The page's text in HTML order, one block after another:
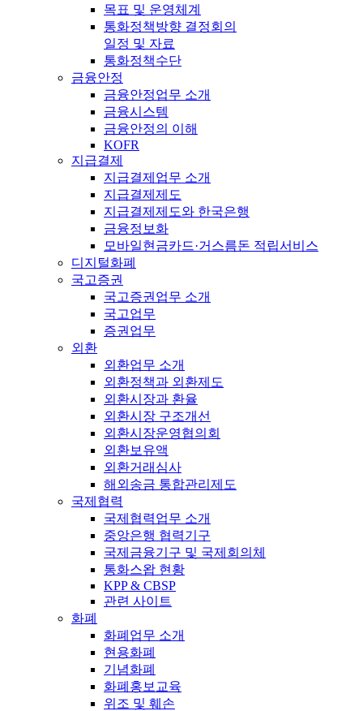
목표 및 운영체계
통화정책방향 결정회의
일정 및 자료
통화정책수단
금융안정
금융안정업무 소개
금융시스템
금융안정의 이해
KOFR
지급결제
지급결제업무 소개
지급결제제도
지급결제제도와 한국은행
금융정보화
모바일현금카드·거스름돈 적립서비스
디지털화폐
국고증권
국고증권업무 소개
국고업무
증권업무
외환
외환업무 소개
외환정책과 외환제도
외환시장과 환율
외환시장 구조개선
외환시장운영협의회
외환보유액
외환거래심사
해외송금 통합관리제도
국제협력
국제협력업무 소개
중앙은행 협력기구
국제금융기구 및 국제회의체
통화스왑 현황
KPP & CBSP
관련 사이트
화폐
화폐업무 소개
현용화폐
기념화폐
화폐홍보교육
위조 및 훼손